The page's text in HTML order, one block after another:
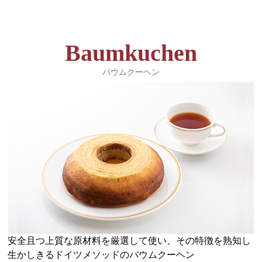
Baumkuchen
バウムクーヘン
安全且つ上質な原材料を厳選して使い、その特徴を熟知し
生かしきるドイツメソッドのバウムクーヘン